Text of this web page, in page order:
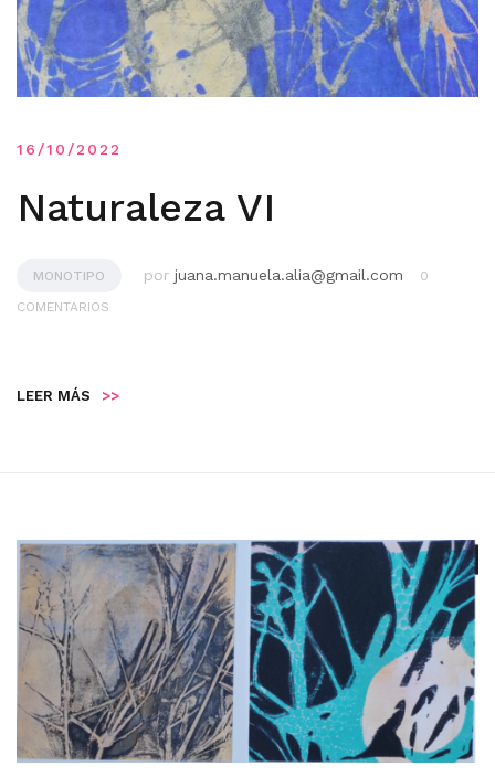
16/10/2022
Naturaleza VI
MONOTIPO por juana.manuela.alia@gmail.com
0
COMENTARIOS
LEER MÁS >>